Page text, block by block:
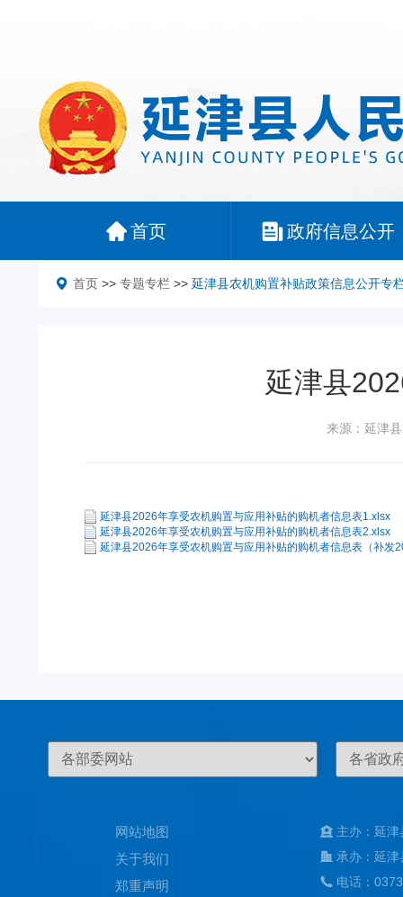
首页 政府信息公开
首页 >> 专题专栏 >> 延津县农机购置补贴政策信息公开专
延津县
来源：延津
延津县2026年享受农机购置与应用补贴的购机者信息表1.xlsx
延津县2026年享受农机购置与应用补贴的购机者信息表2.xlsx
延津县2026年享受农机购置与应用补贴的购机者信息表（补发
网站地图
关于我们
郑重声明
主办：延
承办：延
电话：